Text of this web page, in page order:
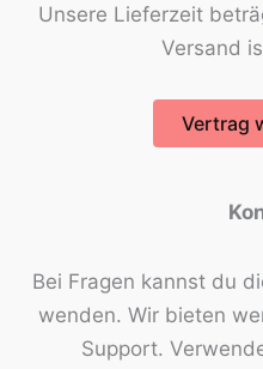
Unsere Lieferzeit
Versand
Vertrag
Bei Fragen kannst du
wenden. Wir bieten
Support.